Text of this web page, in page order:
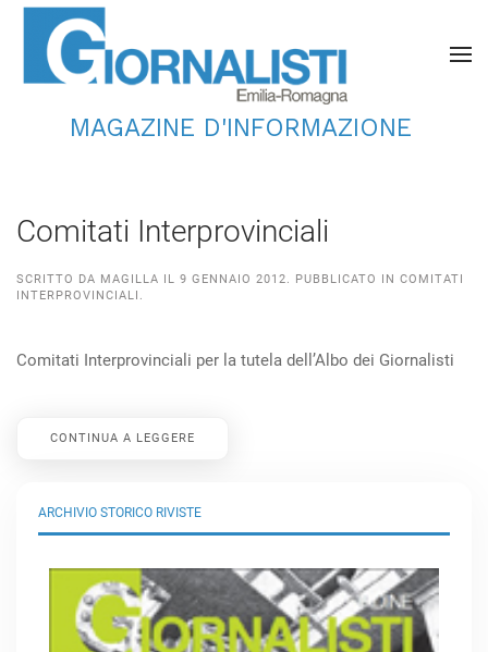
MAGAZINE D'INFORMAZIONE
Comitati Interprovinciali
SCRITTO DA MAGILLA IL 9 GENNAIO 2012. PUBBLICATO IN COMITATI
INTERPROVINCIALI .
Comitati Interprovinciali per la tutela dell’Albo dei Giornalisti
CONTINUA A LEGGERE
ARCHIVIO STORICO RIVISTE